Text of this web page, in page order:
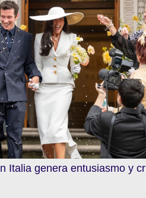
Italia genera entusiasmo y